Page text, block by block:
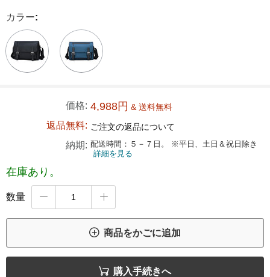
カラー:
価格: 4,988円 & 送料無料
返品無料: ご注文の返品について
納期: 配送時間：５－７日。 ※平日、土日＆祝日除き
詳細を見る
在庫あり。
数量  
 商品をかごに追加
 購入手続きへ